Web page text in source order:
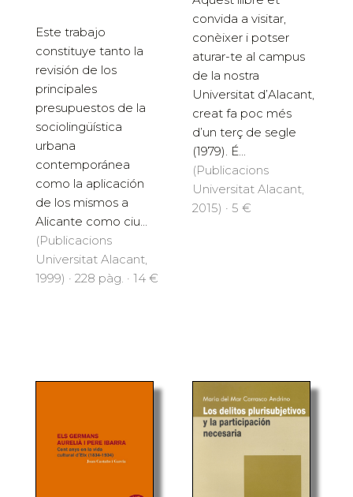
Este trabajo
constituye tanto la
revisión de los
principales
presupuestos de la
sociolingüística
urbana
contemporánea
como la aplicación
de los mismos a
Alicante como ciu...
(Publicacions
Universitat Alacant,
1999) · 228 pàg. · 14 €
convida a visitar,
conèixer i potser
aturar-te al campus
de la nostra
Universitat d’Alacant,
creat fa poc més
d’un terç de segle
(1979). É...
(Publicacions
Universitat Alacant,
2015) · 5 €